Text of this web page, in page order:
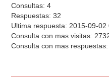
Consultas: 4
Respuestas: 32
Ultima respuesta: 2015-09-02
Consulta con mas visitas:
Consulta con mas respuestas: